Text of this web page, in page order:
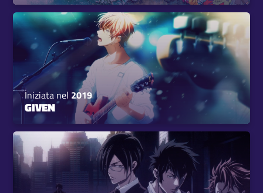
Iniziata nel 2019
GIVEN